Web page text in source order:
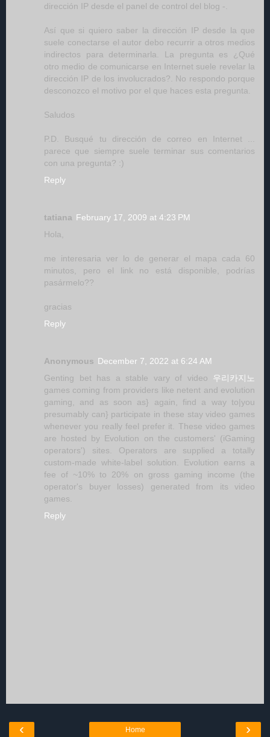
dirección IP desde el panel de control del blog -.
Así que si quiero saber la dirección IP desde la que
suele conectarse el autor debo recurrir a otros medios
indirectos para determinarla. La pregunta es ¿Qué
otro medio de comunicarse en Internet suele revelar la
dirección IP de los involucrados?. No respondo porque
desconozco el motivo por el que haces esta pregunta.
Saludos
P.D. Busqué tu dirección de correo en Internet ...
parece que siempre suele terminar sus comentarios
con una pregunta? :)
Reply
tatiana February 17, 2009 at 4:23 PM
Hola,
me interesaria ver lo de generar el mapa cada 60
minutos, pero el link no está disponible, podrías
pasármelo??
gracias
Reply
Anonymous December 7, 2022 at 6:24 AM
Genting bet has a stable vary of video 우리카지노
games coming from providers like netent and evolution
gaming, and as soon as} again, find a way to|you
presumably can} participate in these stay video games
whenever you really feel prefer it. These video games
are hosted by Evolution on the customers' (iGaming
operators') sites. Operators are supplied a totally
custom-made white-label solution. Evolution earns a
fee of ~10% to 20% on gross gaming income (the
operator's buyer losses) generated from its video
games.
Reply
‹ ›
Home